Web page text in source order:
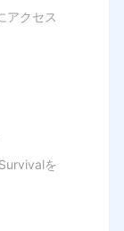
アクセス
を